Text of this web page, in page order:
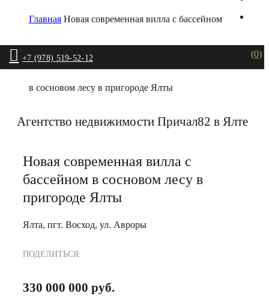
+7 (978) 519-52-12 (0)
Главная Новая современная вилла с бассейном
в сосновом лесу в пригороде Ялты
Агентство недвижимости Причал82 в Ялте
Новая современная вилла с
бассейном в сосновом лесу в
пригороде Ялты
Ялта, пгт. Восход, ул. Авроры
ПОДЕЛИТЬСЯ:
330 000 000 руб.